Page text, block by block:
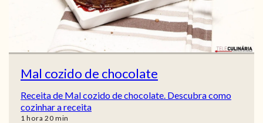
Mal cozido de chocolate
Receita de Mal cozido de chocolate. Descubra como
cozinhar a receita
1 hora
hora 20min
min